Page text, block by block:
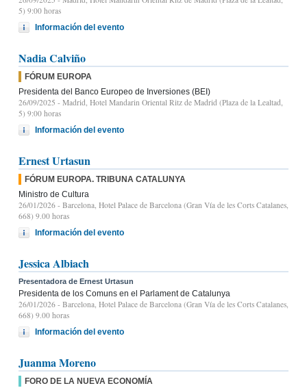
5) 9:00 horas
Información del evento
Nadia Calviño
FÓRUM EUROPA
Presidenta del Banco Europeo de Inversiones (BEI)
26/09/2025 - Madrid, Hotel Mandarin Oriental Ritz de Madrid (Plaza de la Lealtad,
5) 9:00 horas
Información del evento
Ernest Urtasun
FÓRUM EUROPA. TRIBUNA CATALUNYA
Ministro de Cultura
26/01/2026 - Barcelona, Hotel Palace de Barcelona (Gran Vía de les Corts Catalanes,
668) 9.00 horas
Información del evento
Jessica Albiach
Presentadora de Ernest Urtasun
Presidenta de los Comuns en el Parlament de Catalunya
26/01/2026 - Barcelona, Hotel Palace de Barcelona (Gran Vía de les Corts Catalanes,
668) 9.00 horas
Información del evento
Juanma Moreno
FORO DE LA NUEVA ECONOMÍA